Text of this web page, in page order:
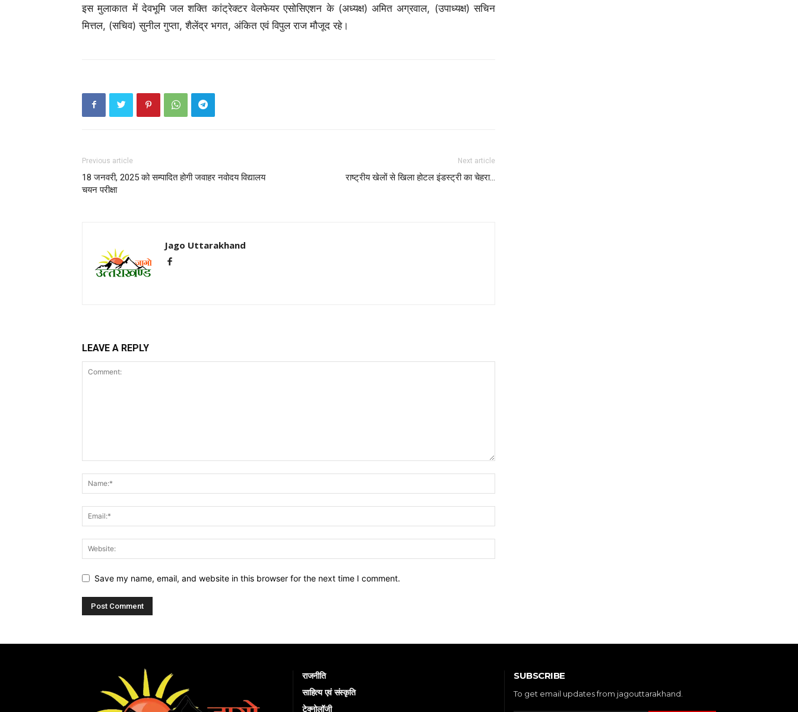
इस मुलाकात में देवभूमि जल शक्ति कांट्रेक्टर वेलफेयर एसोसिएशन के (अध्यक्ष) अमित अग्रवाल, (उपाध्यक्ष) सचिन
मित्तल, (सचिव) सुनील गुप्ता, शैलेंद्र भगत, अंकित एवं विपुल राज मौजूद रहे।
Previous article
18 जनवरी, 2025 को सम्पादित होगी जवाहर नवोदय विद्यालय
चयन परीक्षा
Next article
राष्ट्रीय खेलों से खिला होटल इंडस्ट्री का चेहरा…
Jago Uttarakhand
LEAVE A REPLY
Save my name, email, and website in this browser for the next time I comment.
राजनीति
साहित्य एवं संस्कृति
टेक्नोलॉजी
SUBSCRIBE
To get email updates from jagouttarakhand.